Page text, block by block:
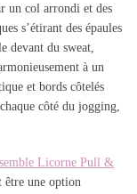
un col arrondi et des
s’étirant des épaules
devant du sweat,
à un
et bords côtelés
côté du jogging,
Licorne Pull &
être une option